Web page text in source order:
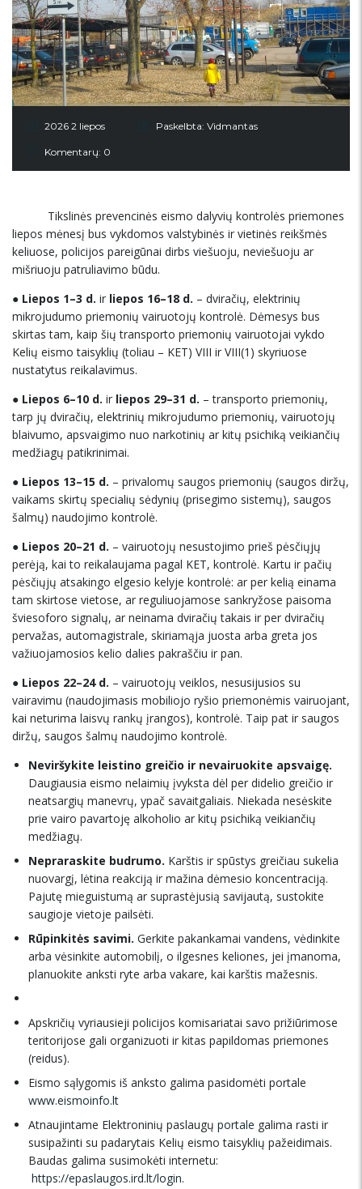
2026 2 liepos Paskelbta: Vidmantas
Komentarų: 0
Tikslinės prevencinės eismo dalyvių kontrolės priemones
liepos mėnesį bus vykdomos valstybinės ir vietinės reikšmės
keliuose, policijos pareigūnai dirbs viešuoju, neviešuoju ar
mišriuoju patruliavimo būdu.
● Liepos 1–3 d. ir liepos 16–18 d. – dviračių, elektrinių
mikrojudumo priemonių vairuotojų kontrolė. Dėmesys bus
skirtas tam, kaip šių transporto priemonių vairuotojai vykdo
Kelių eismo taisyklių (toliau – KET) VIII ir VIII(1) skyriuose
nustatytus reikalavimus.
● Liepos 6–10 d. ir liepos 29–31 d. – transporto priemonių,
tarp jų dviračių, elektrinių mikrojudumo priemonių, vairuotojų
blaivumo, apsvaigimo nuo narkotinių ar kitų psichiką veikiančių
medžiagų patikrinimai.
● Liepos 13–15 d. – privalomų saugos priemonių (saugos diržų,
vaikams skirtų specialių sėdynių (prisegimo sistemų), saugos
šalmų) naudojimo kontrolė.
● Liepos 20–21 d. – vairuotojų nesustojimo prieš pėsčiųjų
perėją, kai to reikalaujama pagal KET, kontrolė. Kartu ir pačių
pėsčiųjų atsakingo elgesio kelyje kontrolė: ar per kelią einama
tam skirtose vietose, ar reguliuojamose sankryžose paisoma
šviesoforo signalų, ar neinama dviračių takais ir per dviračių
pervažas, automagistrale, skiriamąja juosta arba greta jos
važiuojamosios kelio dalies pakraščiu ir pan.
● Liepos 22–24 d. – vairuotojų veiklos, nesusijusios su
vairavimu (naudojimasis mobiliojo ryšio priemonėmis vairuojant,
kai neturima laisvų rankų įrangos), kontrolė. Taip pat ir saugos
diržų, saugos šalmų naudojimo kontrolė.
Neviršykite leistino greičio ir nevairuokite apsvaigę.
Daugiausia eismo nelaimių įvyksta dėl per didelio greičio ir
neatsargių manevrų, ypač savaitgaliais. Niekada nesėskite
prie vairo pavartoję alkoholio ar kitų psichiką veikiančių
medžiagų.
Nepraraskite budrumo. Karštis ir spūstys greičiau sukelia
nuovargį, lėtina reakciją ir mažina dėmesio koncentraciją.
Pajutę mieguistumą ar suprastėjusią savijautą, sustokite
saugioje vietoje pailsėti.
Rūpinkitės savimi. Gerkite pakankamai vandens, vėdinkite
arba vėsinkite automobilį, o ilgesnes keliones, jei įmanoma,
planuokite anksti ryte arba vakare, kai karštis mažesnis.
Apskričių vyriausieji policijos komisariatai savo prižiūrimose
teritorijose gali organizuoti ir kitas papildomas priemones
(reidus).
Eismo sąlygomis iš anksto galima pasidomėti portale
www.eismoinfo.lt
Atnaujintame Elektroninių paslaugų portale galima rasti ir
susipažinti su padarytais Kelių eismo taisyklių pažeidimais.
Baudas galima susimokėti internetu:
https://epaslaugos.ird.lt/login.